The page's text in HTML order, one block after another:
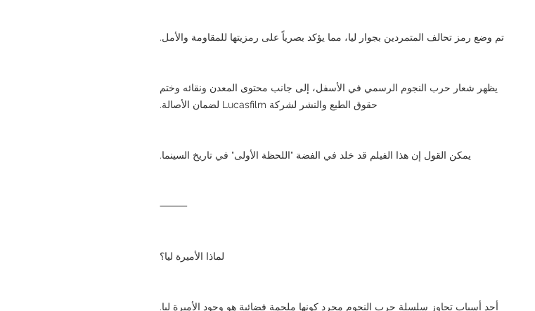
تم وضع رمز تحالف المتمردين بجوار ليا، مما يؤكد بصرياً على رمزيتها للمقاومة والأمل.
يظهر شعار حرب النجوم الرسمي في الأسفل، إلى جانب محتوى المعدن ونقائه وختم
حقوق الطبع والنشر لشركة Lucasfilm لضمان الأصالة.
يمكن القول إن هذا الفيلم قد خلد في الفضة "اللحظة الأولى" في تاريخ السينما.
⸻
لماذا الأميرة ليا؟
أحد أسباب تجاوز سلسلة حرب النجوم مجرد كونها ملحمة فضائية هو وجود الأميرة ليا.